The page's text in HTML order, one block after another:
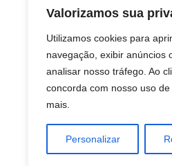
Valorizamos sua
Utilizamos cookies para
navegação, exibir anúncios
analisar nosso tráfego. Ao
concorda com nosso uso de
mais.
Personalizar